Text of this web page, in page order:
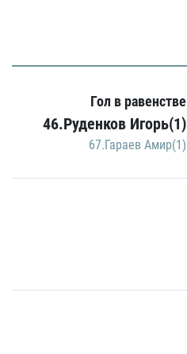
Гол в равенстве
46.Руденков Игорь(1)
67.Гараев Амир(1)